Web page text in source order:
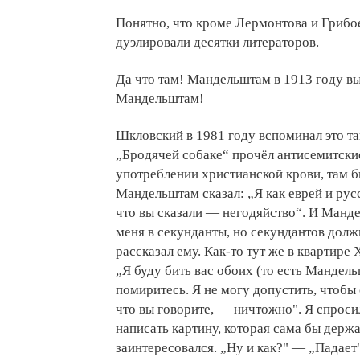
Понятно, что кроме Лермонтова и
дуэлировали десятки литераторов.
Да что там! Мандельштам в 1913 году
Мандельштам!
Шкловский в 1981 году вспоминал это
„Бродячей собаке“ прочёл
употреблении христианской крови,
Мандельштам сказал: „Я как еврей и
что вы сказали — негодяйство“. И
меня в секунданты, но секундантов
рассказал ему. Как-то тут же в
„Я буду бить вас обоих (то есть
помиритесь. Я не могу допустить,
что вы говорите, — ничтожно". Я
написать картину, которая сама бы
заинтересовался. „Ну и как?" —